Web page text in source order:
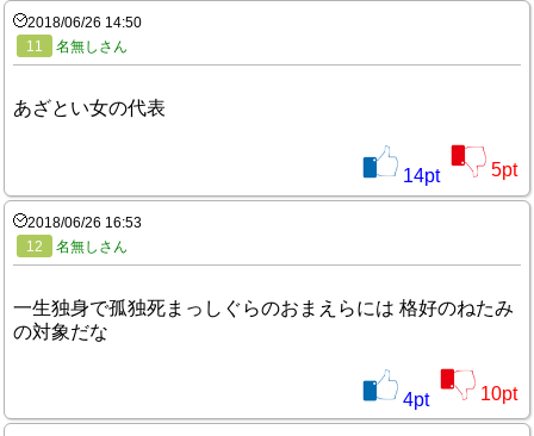
2018/06/26 14:50
11
名無しさん
あざとい女の代表
14pt 5pt
2018/06/26 16:53
12
名無しさん
一生独身で孤独死まっしぐらのおまえらには 格好のねたみ
の対象だな
4pt 10pt